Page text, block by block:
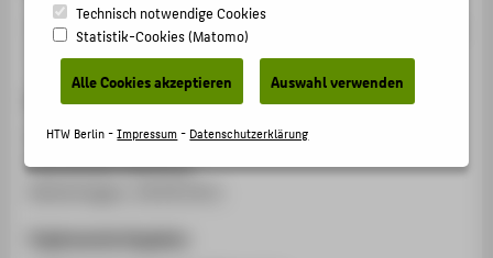
Veranstaltungsbeitrag › Sonstiger Veranstaltungsbeitrag
› 2011
Veranstaltung
Tagung 2011 der IT-Beauftragten der Freien und
Hansestadt Hamburg
KARRIERE
INTERNATIONAL
INFORMATIONEN FÜR
STUDIENINTERESSIERTE
Technisch notwendige Cookies
Statistik-Cookies (Matomo)
Alle Cookies akzeptieren Auswahl verwenden
HTW Berlin -Impressum- Datenschutzerklärung